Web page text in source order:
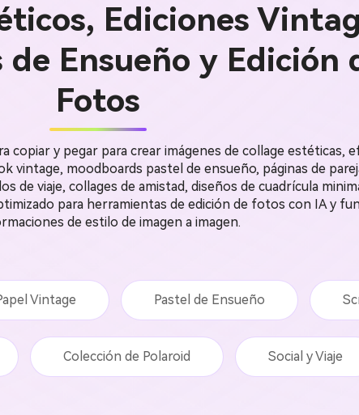
Ediciones
Ensueño y Edición
Fotos
copiar y pegar para crear imágenes de collage estéticas,
vintage, moodboards pastel de ensueño, páginas de
de viaje, collages de amistad, diseños de cuadrícula
para herramientas de edición de fotos con IA y
de estilo de imagen a imagen.
Vintage Pastel de Ensueño
Colección de Polaroid Social y Viaje